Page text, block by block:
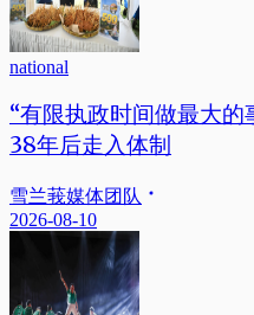
national
“有限执政时间做最大
38年后走入体制
雪兰莪媒体团队
2026-08-10